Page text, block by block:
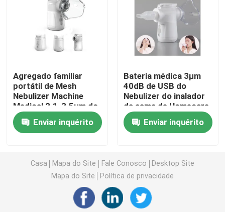
Asma Mesh Nebulizer
nebulizador de malha médica
Nebulizer de vibração da malha
Nebulizer portátil do inalador
Máquina do inalador da tosse
Máquina do inalador do Nebulizer
Agregado familiar
portátil de Mesh
Nebulizer Machine
Medical 2.1-3.5μm do
hospital para a asma
Enviar inquérito
Bateria médica 3μm
40dB de USB do
Nebulizer do inalador
da asma de Homecare
para o adulto das
criançasEnviar inquérito
Casa Mapa do Site Fale Conosco
Desktop Site
Mapa do Site
Política de privacidade